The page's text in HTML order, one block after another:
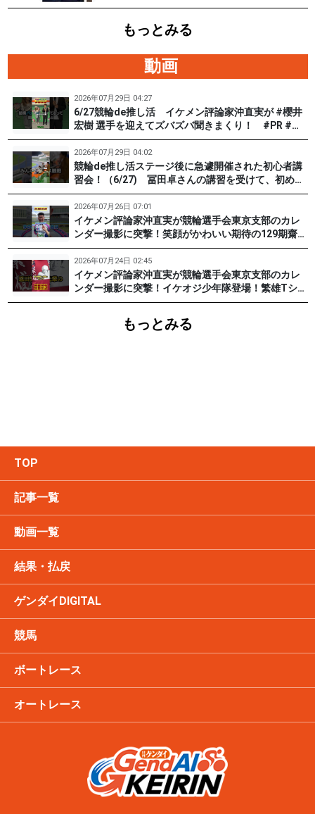
もっとみる
動画
2026年07月29日 04:27
6/27競輪de推し活 イケメン評論家沖直実が #櫻井
宏樹 選手を迎えてズバズバ聞きまくり！ #PR #松
戸けいりん #和田健太郎
2026年07月29日 04:02
競輪de推し活ステージ後に急遽開催された初心者講
習会！（6/27) 冨田卓さんの講習を受けて、初めて
チャレンジした女子たち。果たして…？ #PR #松戸
けいりん #和田健太郎 #沖直実
2026年07月26日 07:01
イケメン評論家沖直実が競輪選手会東京支部のカレ
ンダー撮影に突撃！笑顔がかわいい期待の129期齋藤
宏樹選手登場！ #pr #松戸けいりん
2026年07月24日 02:45
イケメン評論家沖直実が競輪選手会東京支部のカレ
ンダー撮影に突撃！イケオジ少年隊登場！繁雄Tシャ
ツへの思いとは？ #PR #松戸けいりん #川口満広 #
浦山一栄 #市川健太
もっとみる
TOP
記事一覧
動画一覧
結果・払戻
ゲンダイDIGITAL
競馬
ボートレース
オートレース